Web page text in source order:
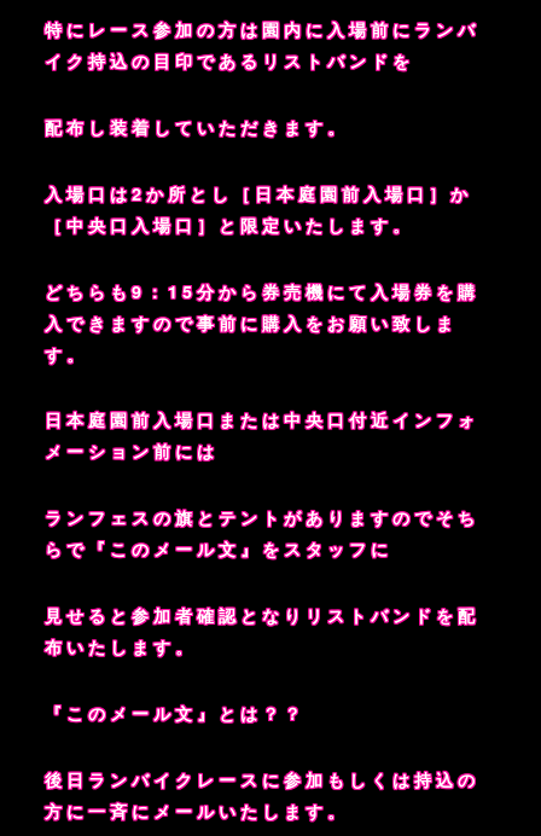
特にレース参加の方は園内に入場前にランバ
イク持込の目印であるリストバンドを
配布し装着していただきます。
入場口は2か所とし［日本庭園前入場口］か
［中央口入場口］と限定いたします。
どちらも9：15分から券売機にて入場券を購
入できますので事前に購入をお願い致しま
す。
日本庭園前入場口または中央口付近インフォ
メーション前には
ランフェスの旗とテントがありますのでそち
らで『このメール文』をスタッフに
見せると参加者確認となりリストバンドを配
布いたします。
『このメール文』とは？？
後日ランバイクレースに参加もしくは持込の
方に一斉にメールいたします。